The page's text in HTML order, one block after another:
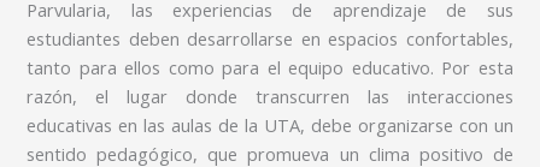
Parvularia, las experiencias de aprendizaje de sus
estudiantes deben desarrollarse en espacios confortables,
tanto para ellos como para el equipo educativo. Por esta
razón, el lugar donde transcurren las interacciones
educativas en las aulas de la UTA, debe organizarse con un
sentido pedagógico, que promueva un clima positivo de